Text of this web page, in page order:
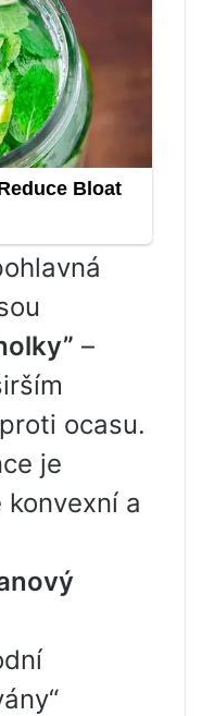
–
ocasu.
je
a